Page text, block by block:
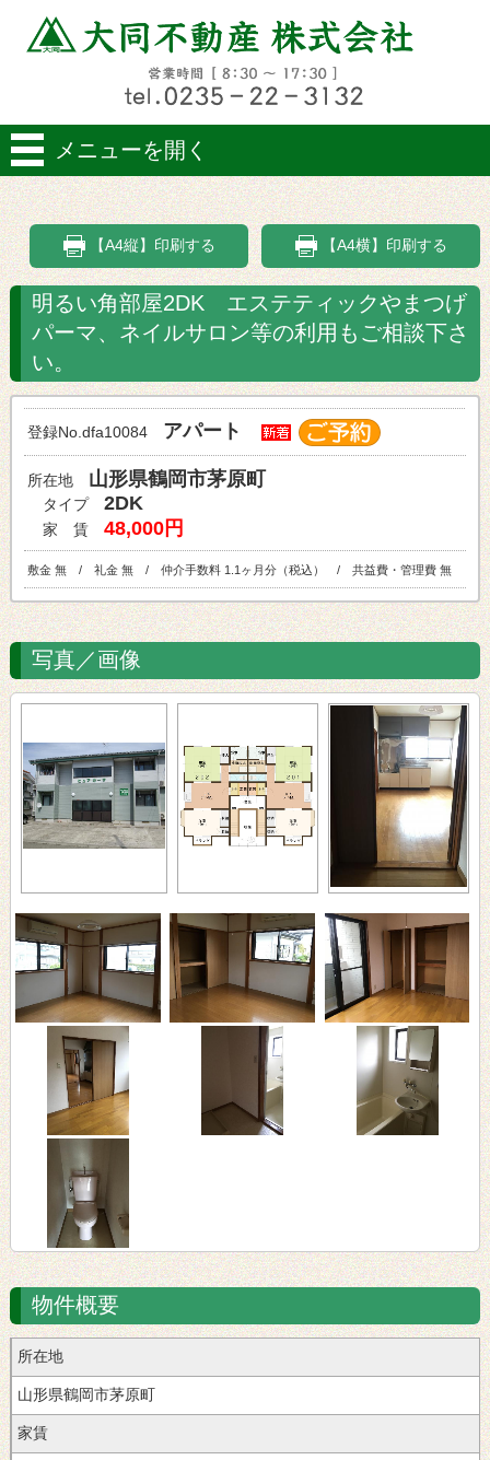
メニューを開く
【A4横】印刷する
【A4縦】印刷する
明るい角部屋2DK エステティックやまつげ
パーマ、ネイルサロン等の利用もご相談下さ
い。
登録No.dfa10084 アパート
所在地 山形県鶴岡市茅原町
タイプ 2DK
家 賃 48,000円
敷金 無 / 礼金 無 / 仲介手数料 1.1ヶ月分（税込） / 共益費・管理費 無
写真／画像
物件概要
所在地
山形県鶴岡市茅原町
家賃